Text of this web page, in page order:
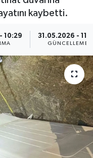
kaybetti.
10:29 31.05.2026 -
GÜNCELLEME